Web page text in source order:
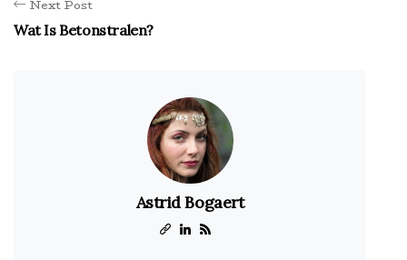
Next Post
Wat Is Betonstralen?
Astrid Bogaert